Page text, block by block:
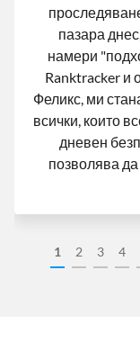
1 2 3 4
пазара
намери
Ranktracker и
Феликс, ми
всички, които
дневен
позволява